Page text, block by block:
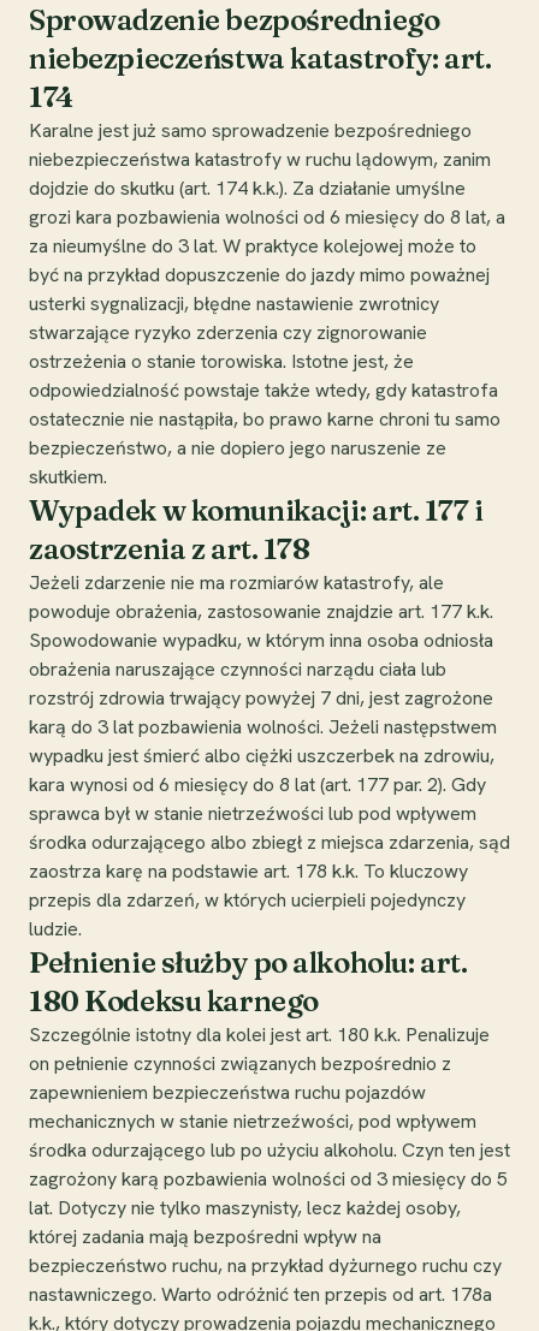
Sprowadzenie bezpośredniego
niebezpieczeństwa katastrofy: art.
174
Karalne jest już samo sprowadzenie bezpośredniego
niebezpieczeństwa katastrofy w ruchu lądowym, zanim
dojdzie do skutku (art. 174 k.k.). Za działanie umyślne
grozi kara pozbawienia wolności od 6 miesięcy do 8 lat, a
za nieumyślne do 3 lat. W praktyce kolejowej może to
być na przykład dopuszczenie do jazdy mimo poważnej
usterki sygnalizacji, błędne nastawienie zwrotnicy
stwarzające ryzyko zderzenia czy zignorowanie
ostrzeżenia o stanie torowiska. Istotne jest, że
odpowiedzialność powstaje także wtedy, gdy katastrofa
ostatecznie nie nastąpiła, bo prawo karne chroni tu samo
bezpieczeństwo, a nie dopiero jego naruszenie ze
skutkiem.
Wypadek w komunikacji: art. 177 i
zaostrzenia z art. 178
Jeżeli zdarzenie nie ma rozmiarów katastrofy, ale
powoduje obrażenia, zastosowanie znajdzie art. 177 k.k.
Spowodowanie wypadku, w którym inna osoba odniosła
obrażenia naruszające czynności narządu ciała lub
rozstrój zdrowia trwający powyżej 7 dni, jest zagrożone
karą do 3 lat pozbawienia wolności. Jeżeli następstwem
wypadku jest śmierć albo ciężki uszczerbek na zdrowiu,
kara wynosi od 6 miesięcy do 8 lat (art. 177 par. 2). Gdy
sprawca był w stanie nietrzeźwości lub pod wpływem
środka odurzającego albo zbiegł z miejsca zdarzenia, sąd
zaostrza karę na podstawie art. 178 k.k. To kluczowy
przepis dla zdarzeń, w których ucierpieli pojedynczy
ludzie.
Pełnienie służby po alkoholu: art.
180 Kodeksu karnego
Szczególnie istotny dla kolei jest art. 180 k.k. Penalizuje
on pełnienie czynności związanych bezpośrednio z
zapewnieniem bezpieczeństwa ruchu pojazdów
mechanicznych w stanie nietrzeźwości, pod wpływem
środka odurzającego lub po użyciu alkoholu. Czyn ten jest
zagrożony karą pozbawienia wolności od 3 miesięcy do 5
lat. Dotyczy nie tylko maszynisty, lecz każdej osoby,
której zadania mają bezpośredni wpływ na
bezpieczeństwo ruchu, na przykład dyżurnego ruchu czy
nastawniczego. Warto odróżnić ten przepis od art. 178a
k.k., który dotyczy prowadzenia pojazdu mechanicznego